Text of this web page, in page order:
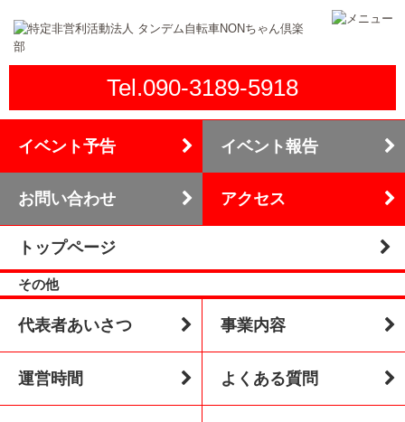
Tel.090-3189-5918
イベント予告 イベント報告
お問い合わせ アクセス
トップページ
その他
代表者あいさつ 事業内容
運営時間 よくある質問